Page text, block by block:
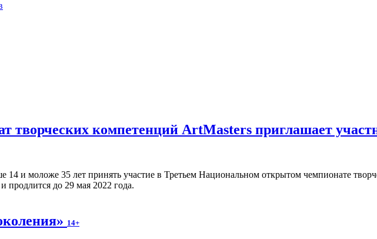
компетенций ArtMasters приглашает
14 и моложе 35 лет принять участие в Третьем Национальном открытом чемпионате
продлится до 29 мая 2022 года.
14+